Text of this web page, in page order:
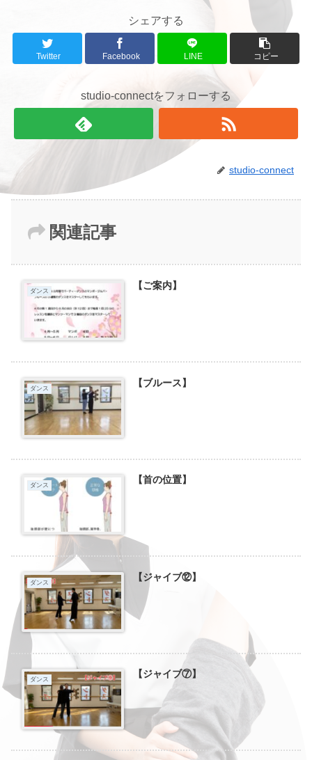
シェアする
Twitter Facebook LINE コピー
studio-connectをフォローする
studio-connect
関連記事
ダンス 【ご案内】
ダンス 【ブルース】
ダンス 【首の位置】
ダンス 【ジャイブ⑫】
ダンス 【ジャイブ⑦】